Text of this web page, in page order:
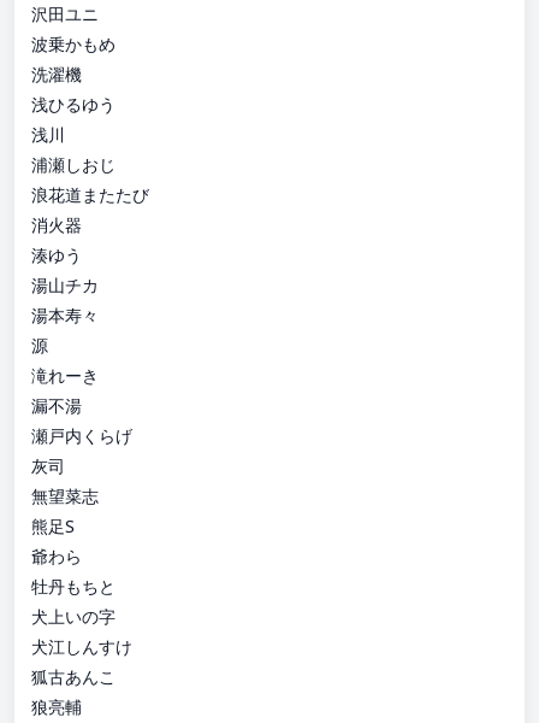
沢田ユニ
波乗かもめ
洗濯機
浅ひるゆう
浅川
浦瀬しおじ
浪花道またたび
消火器
湊ゆう
湯山チカ
湯本寿々
源
滝れーき
漏不湯
瀬戸内くらげ
灰司
無望菜志
熊足S
爺わら
牡丹もちと
犬上いの字
犬江しんすけ
狐古あんこ
狼亮輔